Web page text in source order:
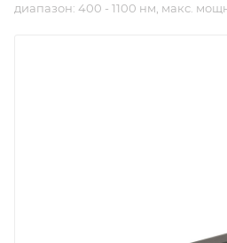
диапазон: 400 - 1100 нм, макс.